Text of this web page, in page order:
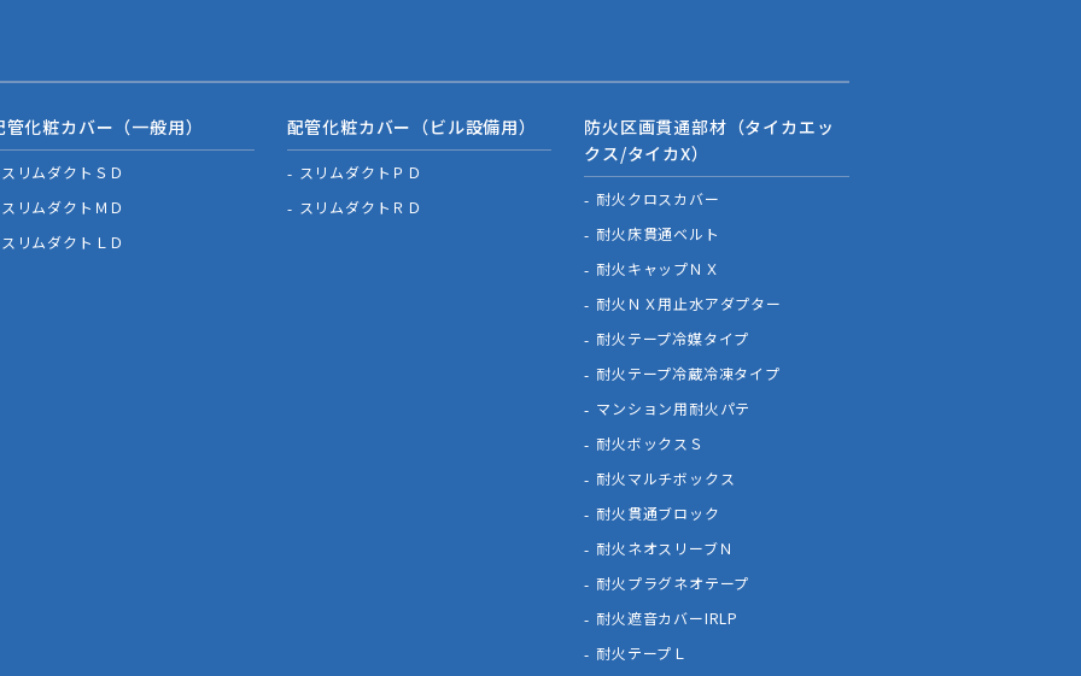
管化粧カバー（一般用）
スリムダクトＳＤ
スリムダクトＭＤ
スリムダクトＬＤ
配管化粧カバー（ビル設備用）
スリムダクトＰＤ
スリムダクトＲＤ
防火区画貫通部材（タイカエッ
クス/タイカX）
耐火クロスカバー
耐火床貫通ベルト
耐火キャップＮＸ
耐火ＮＸ用止水アダプター
耐火テープ冷媒タイプ
耐火テープ冷蔵冷凍タイプ
マンション用耐火パテ
耐火ボックスＳ
耐火マルチボックス
耐火貫通ブロック
耐火ネオスリーブＮ
耐火プラグネオテープ
耐火遮音カバーIRLP
耐火テープＬ